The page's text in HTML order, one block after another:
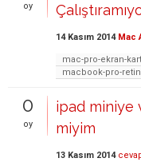
oy
14 Kasım 2014 Mac
mac-pro-ekran-
macbook-pro-
0
oy
ipad miniye
miyim
13 Kasım 2014